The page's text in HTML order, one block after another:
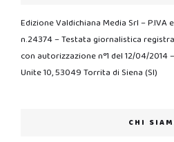
Edizione Valdichiana Media Srl – P.IVA
n.24374 – Testata giornalistica
con autorizzazione n°1 del 12/04/2014
Unite 10, 53049 Torrita di Siena (SI)
CHI